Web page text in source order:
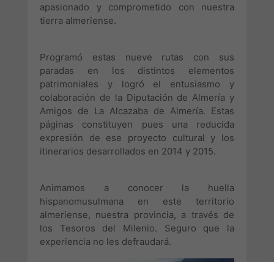
apasionado y comprometido con nuestra
tierra almeriense.
Programó estas nueve rutas con sus
paradas en los distintos elementos
patrimoniales y logró el entusiasmo y
colaboración de la Diputación de Almería y
Amigos de La Alcazaba de Almería. Estas
páginas constituyen pues una reducida
expresión de ese proyecto cultural y los
itinerarios desarrollados en 2014 y 2015.
Animamos a conocer la huella
hispanomusulmana en este territorio
almeriense, nuestra provincia, a través de
los Tesoros del Milenio. Seguro que la
experiencia no les defraudará.